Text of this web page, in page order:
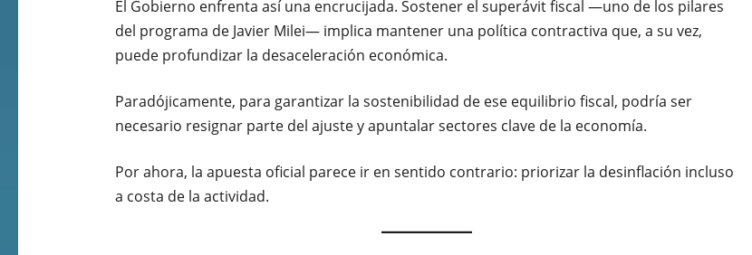
El Gobierno enfrenta así una encrucijada. Sostener el superávit fiscal —uno de los pilares
del programa de Javier Milei— implica mantener una política contractiva que, a su vez,
puede profundizar la desaceleración económica.
Paradójicamente, para garantizar la sostenibilidad de ese equilibrio fiscal, podría ser
necesario resignar parte del ajuste y apuntalar sectores clave de la economía.
Por ahora, la apuesta oficial parece ir en sentido contrario: priorizar la desinflación incluso
a costa de la actividad.